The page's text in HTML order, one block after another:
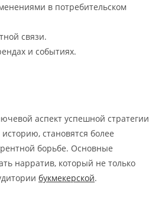
в потребительском
связи.
и событиях.
аспект успешной стратегии
становятся более
борьбе. Основные
нарратив, который не только
букмекерской.